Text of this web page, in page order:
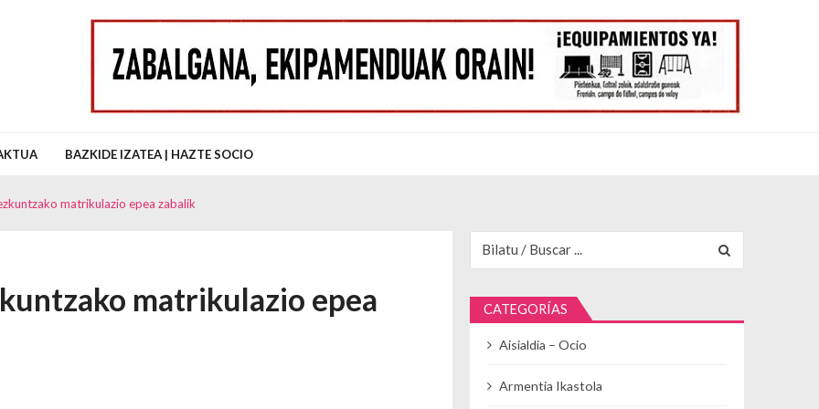
Auzo Elkartea
BAZKIDE IZATEA | HAZTE SOCIO
matrikulazio epea zabalik
matrikulazio epea
CATEGORÍAS
Aisialdia – Ocio
Armentia Ikastola